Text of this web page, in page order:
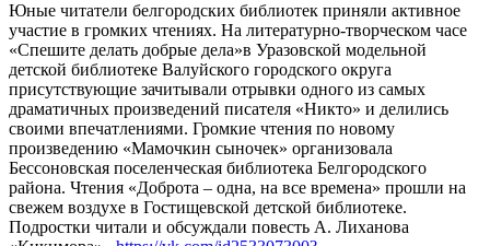
Юные читатели белгородских библиотек приняли активное
участие в громких чтениях. На литературно-творческом часе
«Спешите делать добрые дела»в Уразовской модельной
детской библиотеке Валуйского городского округа
присутствующие зачитывали отрывки одного из самых
драматичных произведений писателя «Никто» и делились
своими впечатлениями. Громкие чтения по новому
произведению «Мамочкин сыночек» организовала
Бессоновская поселенческая библиотека Белгородского
района. Чтения «Доброта – одна, на все времена» прошли на
свежем воздухе в Гостищевской детской библиотеке.
Подростки читали и обсуждали повесть А. Лиханова